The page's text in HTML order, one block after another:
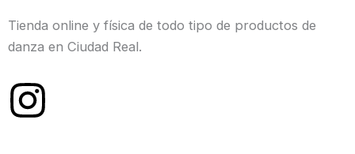
Tienda online y física de todo tipo de productos de
danza en Ciudad Real.
I